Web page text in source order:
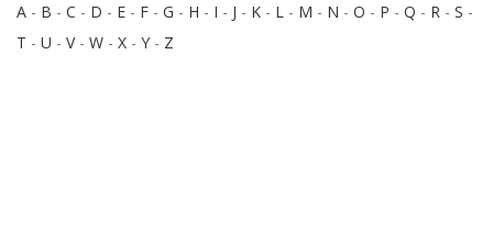
A - B - C - D - E - F - G - H - I - J - K - L - M - N - O - P - Q - R - S -
T - U - V- W - X - Y - Z